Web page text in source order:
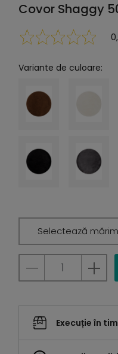
Covor Shaggy
Variante de culoare:
Selectează
Execuție în